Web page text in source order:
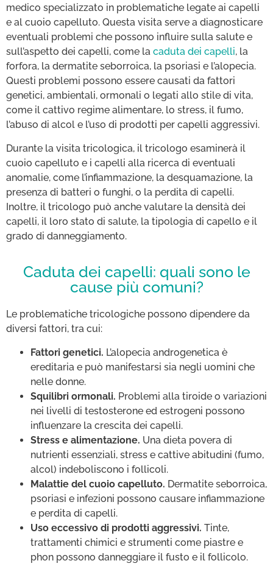
medico specializzato in problematiche legate ai capelli
e al cuoio capelluto. Questa visita serve a diagnosticare
eventuali problemi che possono influire sulla salute e
sull’aspetto dei capelli, come la caduta dei capelli, la
forfora, la dermatite seborroica, la psoriasi e l’alopecia.
Questi problemi possono essere causati da fattori
genetici, ambientali, ormonali o legati allo stile di vita,
come il cattivo regime alimentare, lo stress, il fumo,
l’abuso di alcol e l’uso di prodotti per capelli aggressivi.
Durante la visita tricologica, il tricologo esaminerà il
cuoio capelluto e i capelli alla ricerca di eventuali
anomalie, come l’infiammazione, la desquamazione, la
presenza di batteri o funghi, o la perdita di capelli.
Inoltre, il tricologo può anche valutare la densità dei
capelli, il loro stato di salute, la tipologia di capello e il
grado di danneggiamento.
Caduta dei capelli: quali sono le
cause più comuni?
Le problematiche tricologiche possono dipendere da
diversi fattori, tra cui:
Fattori genetici. L’alopecia androgenetica è
ereditaria e può manifestarsi sia negli uomini che
nelle donne.
Squilibri ormonali. Problemi alla tiroide o variazioni
nei livelli di testosterone ed estrogeni possono
influenzare la crescita dei capelli.
Stress e alimentazione. Una dieta povera di
nutrienti essenziali, stress e cattive abitudini (fumo,
alcol) indeboliscono i follicoli.
Malattie del cuoio capelluto. Dermatite seborroica,
psoriasi e infezioni possono causare infiammazione
e perdita di capelli.
Uso eccessivo di prodotti aggressivi. Tinte,
trattamenti chimici e strumenti come piastre e
phon possono danneggiare il fusto e il follicolo.